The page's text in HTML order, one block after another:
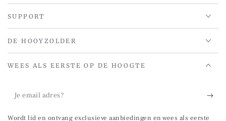
SUPPORT
DE HOOYZOLDER
WEES ALS EERSTE OP DE HOOGTE
Wordt lid en ontvang exclusieve aanbiedingen en wees als eerste